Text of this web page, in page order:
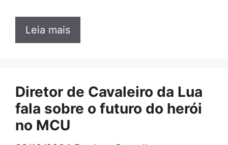
Leia mais
Diretor de Cavaleiro da Lua
fala sobre o futuro do herói
no MCU